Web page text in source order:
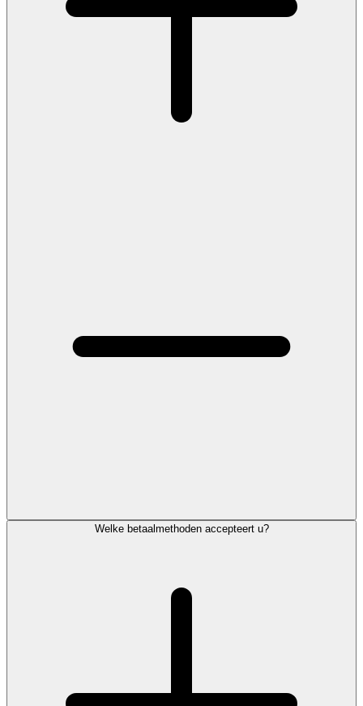
Welke betaalmethoden accepteert u?